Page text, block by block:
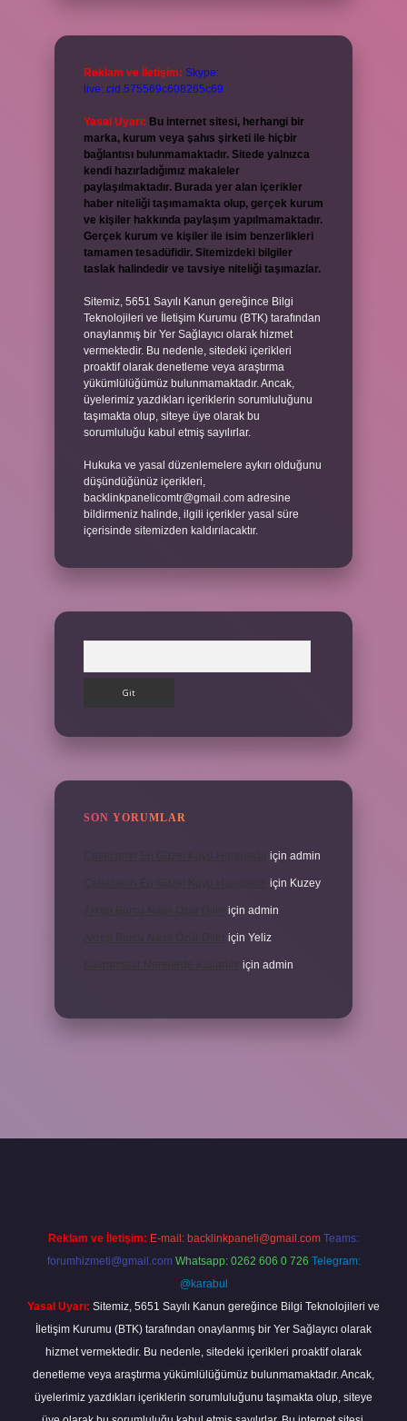
Reklam ve İletişim: Skype:
live:.cid.575569c608265c69
Yasal Uyarı: Bu internet sitesi, herhangi bir
marka, kurum veya şahıs şirketi ile hiçbir
bağlantısı bulunmamaktadır. Sitede yalnızca
kendi hazırladığımız makaleler
paylaşılmaktadır. Burada yer alan içerikler
haber niteliği taşımamakta olup, gerçek kurum
ve kişiler hakkında paylaşım yapılmamaktadır.
Gerçek kurum ve kişiler ile isim benzerlikleri
tamamen tesadüfidir. Sitemizdeki bilgiler
taslak halindedir ve tavsiye niteliği taşımazlar.
Sitemiz, 5651 Sayılı Kanun gereğince Bilgi
Teknolojileri ve İletişim Kurumu (BTK) tarafından
onaylanmış bir Yer Sağlayıcı olarak hizmet
vermektedir. Bu nedenle, sitedeki içerikleri
proaktif olarak denetleme veya araştırma
yükümlülüğümüz bulunmamaktadır. Ancak,
üyelerimiz yazdıkları içeriklerin sorumluluğunu
taşımakta olup, siteye üye olarak bu
sorumluluğu kabul etmiş sayılırlar.
Hukuka ve yasal düzenlemelere aykırı olduğunu
düşündüğünüz içerikleri,
backlinkpanelicomtr@gmail.com adresine
bildirmeniz halinde, ilgili içerikler yasal süre
içerisinde sitemizden kaldırılacaktır.
SON YORUMLAR
için admin
için Kuzey
için admin
için Yeliz
için admin
Reklam ve İletişim: E-mail: backlinkpaneli@gmail.com Teams:
forumhizmeti@gmail.com Whatsapp: 0262 606 0 726 Telegram:
@karabul
Yasal Uyarı: Sitemiz, 5651 Sayılı Kanun gereğince Bilgi Teknolojileri ve
İletişim Kurumu (BTK) tarafından onaylanmış bir Yer Sağlayıcı olarak
hizmet vermektedir. Bu nedenle, sitedeki içerikleri proaktif olarak
denetleme veya araştırma yükümlülüğümüz bulunmamaktadır. Ancak,
üyelerimiz yazdıkları içeriklerin sorumluluğunu taşımakta olup, siteye